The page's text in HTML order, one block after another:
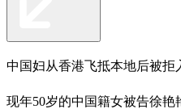
中国妇从香港飞抵本地后被拒
现年50岁的中国籍女被告徐